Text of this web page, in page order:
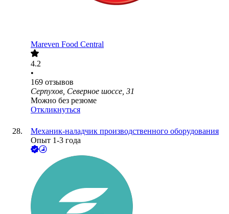
Mareven Food Central
4.2
•
169 отзывов
Серпухов, Северное шоссе, 31
Можно без резюме
Откликнуться
Механик-наладчик производственного оборудования
Опыт 1-3 года